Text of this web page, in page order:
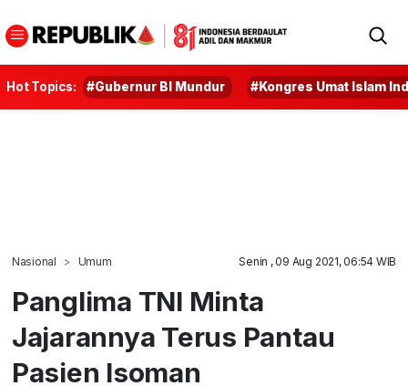
Hot Topics: #Gubernur BI Mundur #Kongres Umat Islam
Nasional Umum Senin , 09 Aug 2021, 06:54 WIB
Panglima TNI Minta
Jajarannya Terus Pantau
Pasien Isoman